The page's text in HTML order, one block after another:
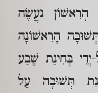
נַעֲשֶׂה
הָרִאשׁוֹנָה
בְּחִינַת שֶׁבַע
תְּשׁוּבָה עַל